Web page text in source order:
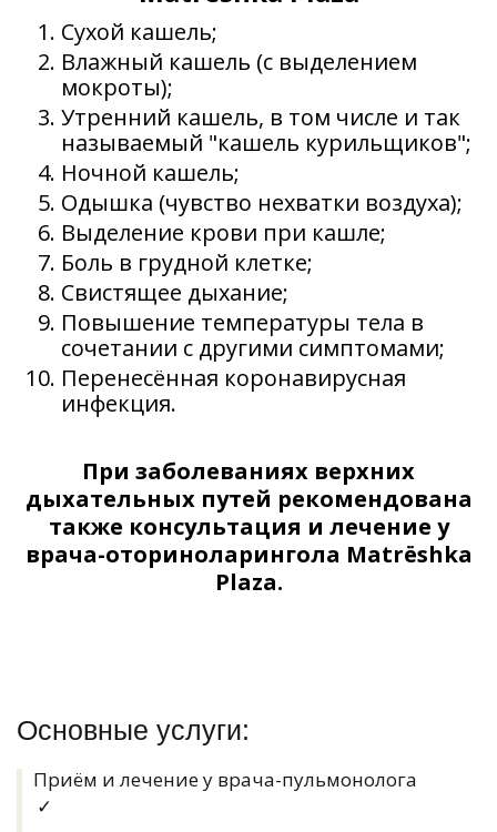
Сухой кашель;
Влажный кашель (с выделением
мокроты);
Утренний кашель, в том числе и так
называемый "кашель курильщиков";
Ночной кашель;
Одышка (чувство нехватки воздуха);
Выделение крови при кашле;
Боль в грудной клетке;
Свистящее дыхание;
Повышение температуры тела в
сочетании с другими симптомами;
Перенесённая коронавирусная
инфекция.
При заболеваниях верхних
дыхательных путей рекомендована
также консультация и лечение у
врача-оториноларингола Matrёshka
Plaza.
Основные услуги:
Приём и лечение у врача-пульмонолога
✓